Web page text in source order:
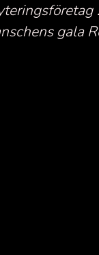
gala